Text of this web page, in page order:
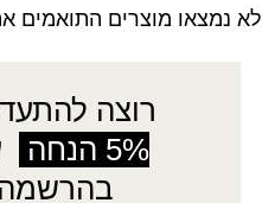
לא נמצאו מוצרים התואמים
רוצה
5% הנחה
בהרשמה